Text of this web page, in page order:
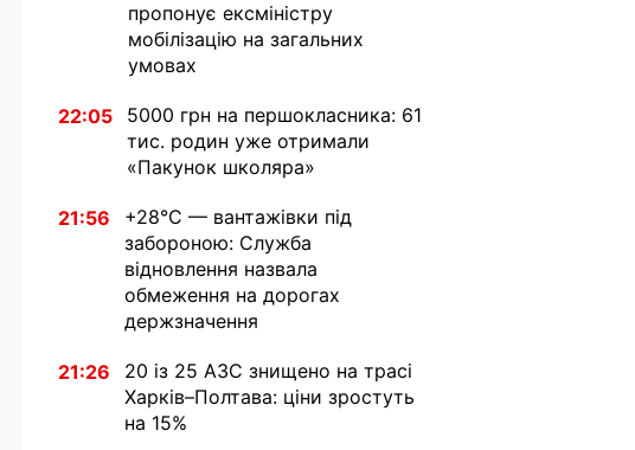
пропонує ексміністру
мобілізацію на загальних
умовах
22:05
5000 грн на першокласника: 61
тис. родин уже отримали
«Пакунок школяра»
21:56
+28°C — вантажівки під
забороною: Служба
відновлення назвала
обмеження на дорогах
держзначення
21:26
20 із 25 АЗС знищено на трасі
Харків–Полтава: ціни зростуть
на 15%